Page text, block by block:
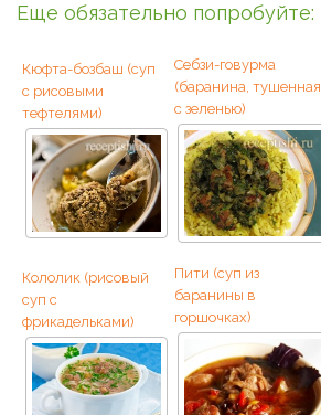
Еще обязательно попробуйте:
Кюфта-бозбаш (суп
с рисовыми
тефтелями)
Себзи-говурма
(баранина, тушенная
с зеленью)
Кололик (рисовый
суп с
фрикадельками)
Пити (суп из
баранины в
горшочках)